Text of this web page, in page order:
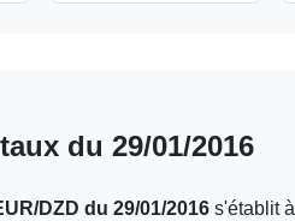
du 29/01/2016
DZD du 29/01/2016 s'établit à